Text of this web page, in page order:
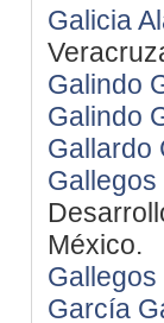
Galicia
Galindo
Galindo
Gallardo
México.
García